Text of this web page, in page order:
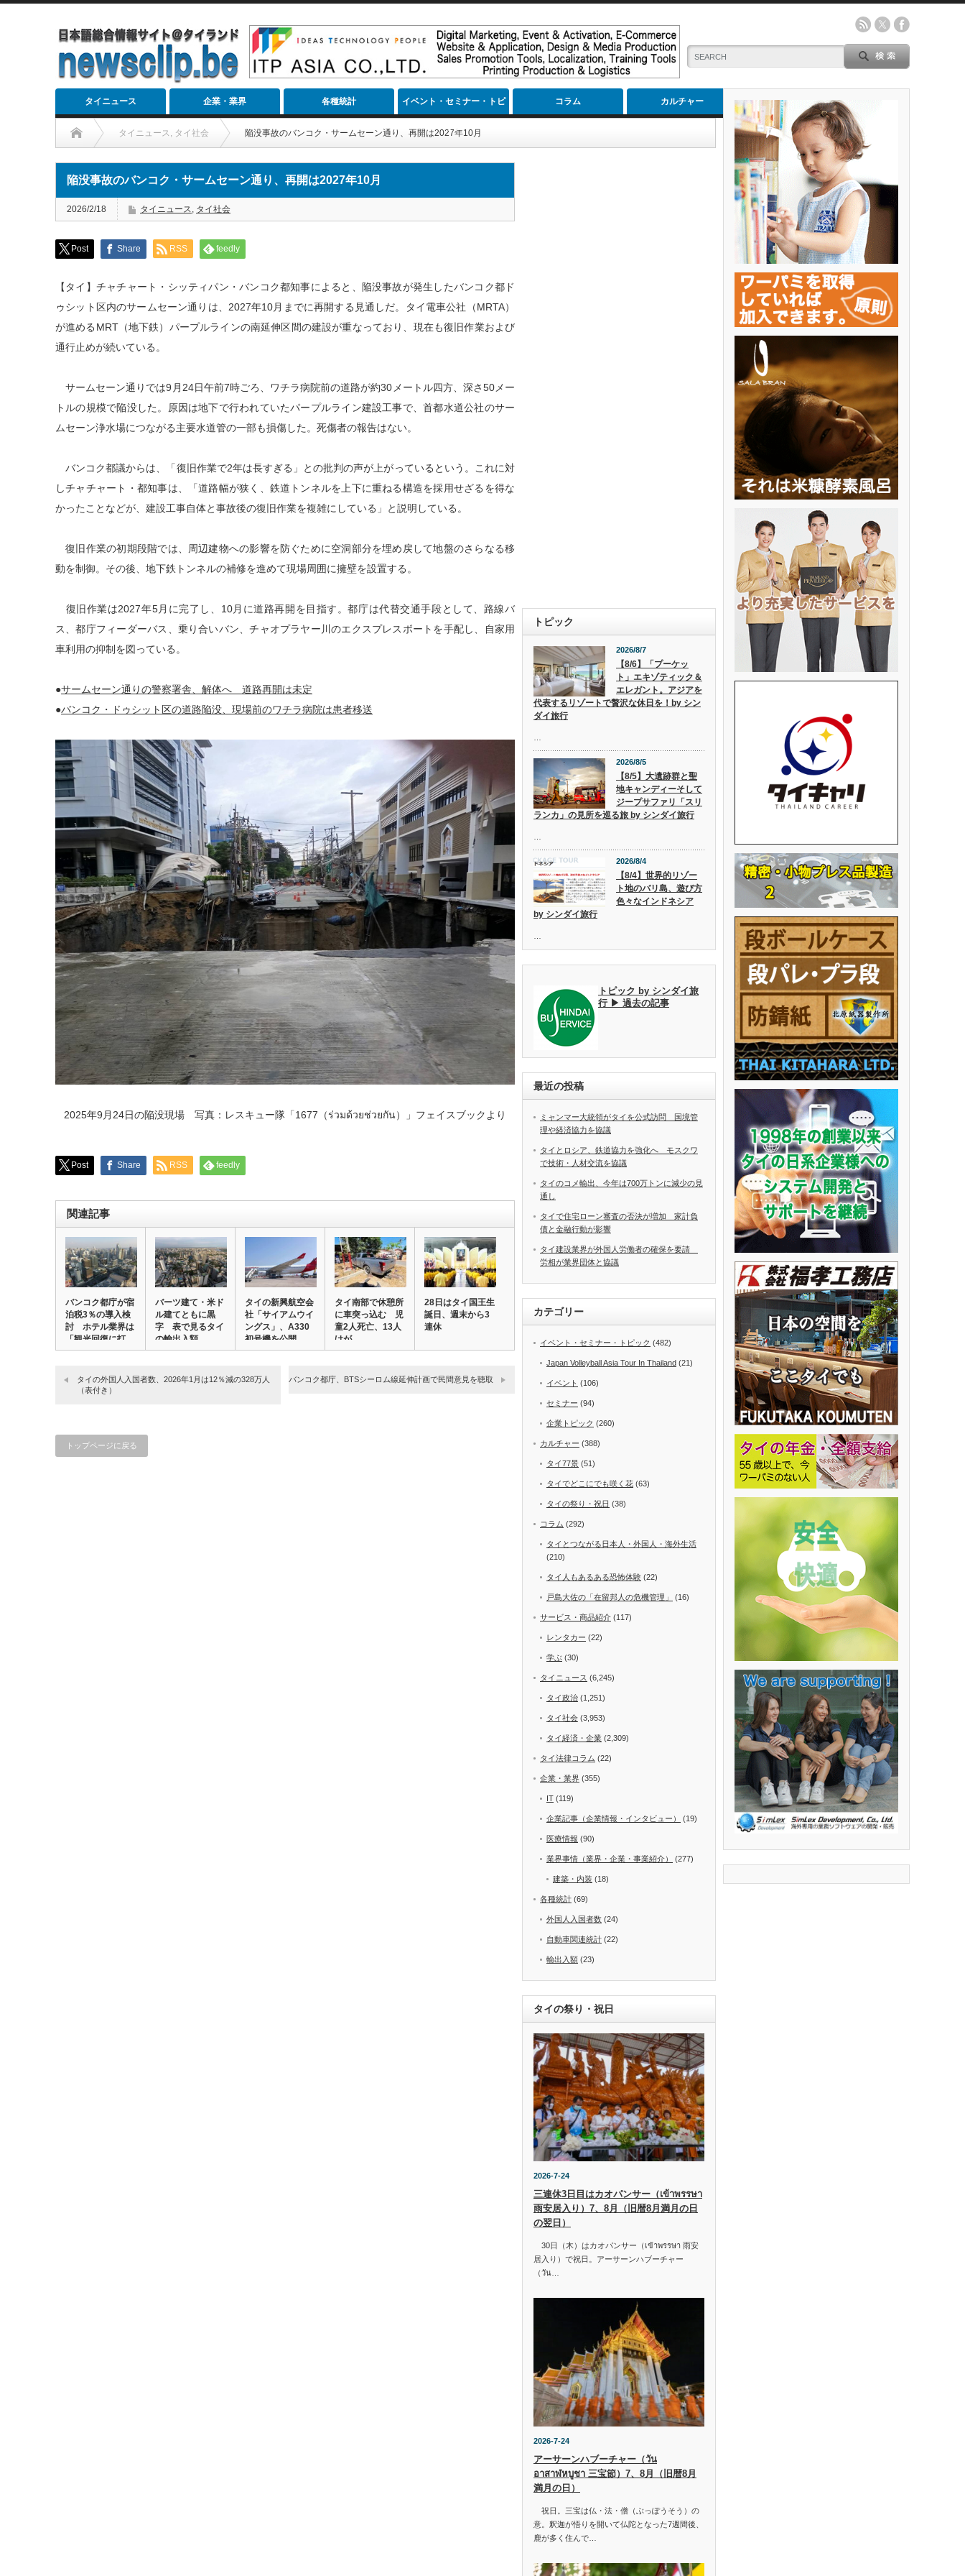
タイニュース 企業・業界 各種統計 イベント・セミナー・トピ
ック
コラム カルチャー
タイニュース, タイ社会 陥没事故のバンコク・サームセーン通り、再開は2027年10月
陥没事故のバンコク・サームセーン通り、再開は2027年10月
2026/2/18 タイニュース, タイ社会
Post Share RSS feedly
【タイ】チャチャート・シッティパン・バンコク都知事によると、陥没事故が発生したバンコク都ド
ゥシット区内のサームセーン通りは、2027年10月までに再開する見通しだ。タイ電車公社（MRTA）
が進めるMRT（地下鉄）パープルラインの南延伸区間の建設が重なっており、現在も復旧作業および
通行止めが続いている。
サームセーン通りでは9月24日午前7時ごろ、ワチラ病院前の道路が約30メートル四方、深さ50メー
トルの規模で陥没した。原因は地下で行われていたパープルライン建設工事で、首都水道公社のサー
ムセーン浄水場につながる主要水道管の一部も損傷した。死傷者の報告はない。
バンコク都議からは、「復旧作業で2年は長すぎる」との批判の声が上がっているという。これに対
しチャチャート・都知事は、「道路幅が狭く、鉄道トンネルを上下に重ねる構造を採用せざるを得な
かったことなどが、建設工事自体と事故後の復旧作業を複雑にしている」と説明している。
復旧作業の初期段階では、周辺建物への影響を防ぐために空洞部分を埋め戻して地盤のさらなる移
動を制御。その後、地下鉄トンネルの補修を進めて現場周囲に擁壁を設置する。
復旧作業は2027年5月に完了し、10月に道路再開を目指す。都庁は代替交通手段として、路線バ
ス、都庁フィーダーバス、乗り合いバン、チャオプラヤー川のエクスプレスボートを手配し、自家用
車利用の抑制を図っている。
●サームセーン通りの警察署舎、解体へ 道路再開は未定
●バンコク・ドゥシット区の道路陥没、現場前のワチラ病院は患者移送
2025年9月24日の陥没現場 写真：レスキュー隊「1677（ร่วมด้วยช่วยกัน）」フェイスブックより
Post Share RSS feedly
関連記事
バンコク都庁が宿
泊税3％の導入検
討 ホテル業界は
「観光回復に打
撃…
バーツ建て・米ド
ル建てともに黒
字 表で見るタイ
の輸出入額
202…
タイの新興航空会
社「サイアムウイ
ングス」、A330
初号機を公開 …
タイ南部で休憩所
に車突っ込む 児
童2人死亡、13人
けが
28日はタイ国王生
誕日、週末から3
連休
タイの外国人入国者数、2026年1月は12％減の328万人
（表付き）
バンコク都庁、BTSシーロム線延伸計画で民間意見を聴取
トップページに戻る
トピック
2026/8/7
【8/6】「プーケッ
ト」エキゾティック＆
エレガント。アジアを
代表するリゾートで贅沢な休日を！by シン
ダイ旅行
2026/8/5
【8/5】大遺跡群と聖
地キャンディーそして
ジープサファリ「スリ
ランカ」の見所を巡る旅 by シンダイ旅行
2026/8/4
【8/4】世界的リゾー
ト地のバリ島、遊び方
色々なインドネシア
by シンダイ旅行
トピック by シンダイ旅
行 ▶ 過去の記事
最近の投稿
ミャンマー大統領がタイを公式訪問 国境管
理や経済協力を協議
タイとロシア、鉄道協力を強化へ モスクワ
で技術・人材交流を協議
タイのコメ輸出、今年は700万トンに減少の見
通し
タイで住宅ローン審査の否決が増加 家計負
債と金融行動が影響
タイ建設業界が外国人労働者の確保を要請
労相が業界団体と協議
カテゴリー
イベント・セミナー・トピック (482)
Japan Volleyball Asia Tour In Thailand (21)
イベント (106)
セミナー (94)
企業トピック (260)
カルチャー (388)
タイ77景 (51)
タイでどこにでも咲く花 (63)
タイの祭り・祝日 (38)
コラム (292)
タイとつながる日本人・外国人・海外生活
(210)
タイ人もあるある恐怖体験 (22)
戸島大佐の「在留邦人の危機管理」 (16)
サービス・商品紹介 (117)
レンタカー (22)
学ぶ (30)
タイニュース (6,245)
タイ政治 (1,251)
タイ社会 (3,953)
タイ経済・企業 (2,309)
タイ法律コラム (22)
企業・業界 (355)
IT (119)
企業記事（企業情報・インタビュー） (19)
医療情報 (90)
業界事情（業界・企業・事業紹介） (277)
建築・内装 (18)
各種統計 (69)
外国人入国者数 (24)
自動車関連統計 (22)
輸出入額 (23)
タイの祭り・祝日
2026-7-24
三連休3日目はカオパンサー（เข้าพรรษา
雨安居入り）7、8月（旧暦8月満月の日
の翌日）
30日（木）はカオパンサー（เข้าพรรษา 雨安
居入り）で祝日。アーサーンハブーチャー
（วัน…
2026-7-24
アーサーンハブーチャー（วัน
อาสาฬหบูชา 三宝節）7、8月（旧暦8月
満月の日）
祝日。三宝は仏・法・僧（ぶっぽうそう）の
意。釈迦が悟りを開いて仏陀となった7週間後、
鹿が多く住んで…